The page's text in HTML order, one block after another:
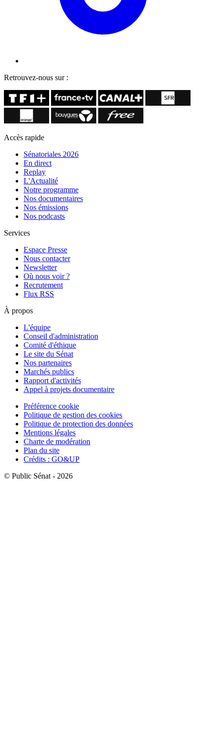
Retrouvez-nous sur :
Accès rapide
Sénatoriales 2026
En direct
Replay
L'Actualité
Notre programme
Nos documentaires
Nos émissions
Nos podcasts
Services
Espace Presse
Nous contacter
Newsletter
Où nous voir ?
Recrutement
Flux RSS
À propos
L'équipe
Conseil d'administration
Comité d'éthique
Le site du Sénat
Nos partenaires
Marchés publics
Rapport d'activités
Appel à projets documentaire
Préférence cookie
Politique de gestion des cookies
Politique de protection des données
Mentions légales
Charte de modération
Plan du site
Crédits : GO&UP
© Public Sénat - 2026